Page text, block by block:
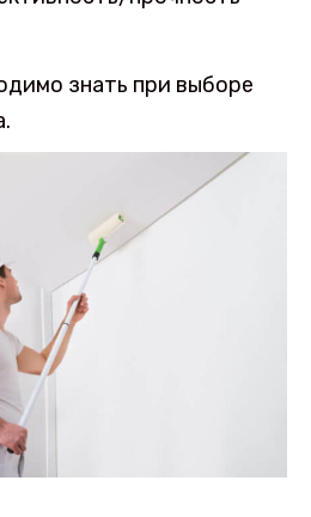
знать при выборе